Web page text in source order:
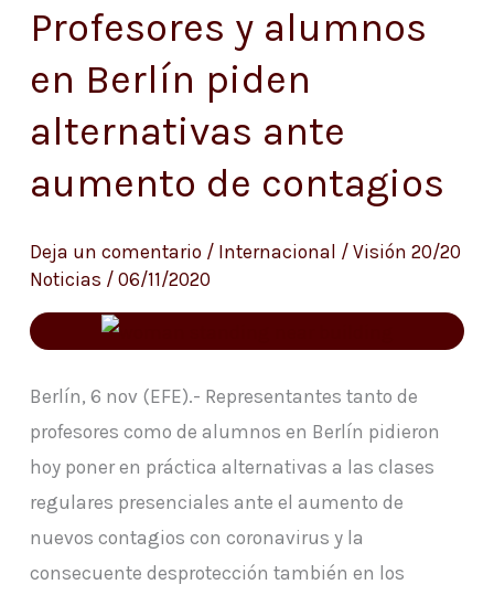
Profesores y alumnos
en Berlín piden
alternativas ante
aumento de contagios
Deja un comentario / Internacional / Visión 20/20
Noticias / 06/11/2020
Berlín, 6 nov (EFE).- Representantes tanto de
profesores como de alumnos en Berlín pidieron
hoy poner en práctica alternativas a las clases
regulares presenciales ante el aumento de
nuevos contagios con coronavirus y la
consecuente desprotección también en los
Profesores
alumnos
en
piden
ante
de